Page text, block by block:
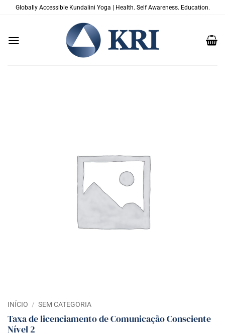
Globally Accessible Kundalini Yoga | Health. Self Awareness. Education.
INÍCIO / SEM CATEGORIA
Taxa de licenciamento de Comunicação Consciente
Nível 2